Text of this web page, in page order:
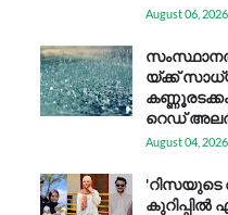
August 06, 2026
യ്ക്ക്
റെ​ഡ്
August 04, 2026
കുറിപ്പിൽ